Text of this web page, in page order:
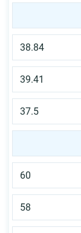
38.84
39.41
37.5
60
58